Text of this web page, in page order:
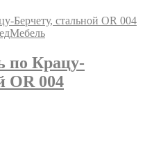
по Крацу-
OR 004